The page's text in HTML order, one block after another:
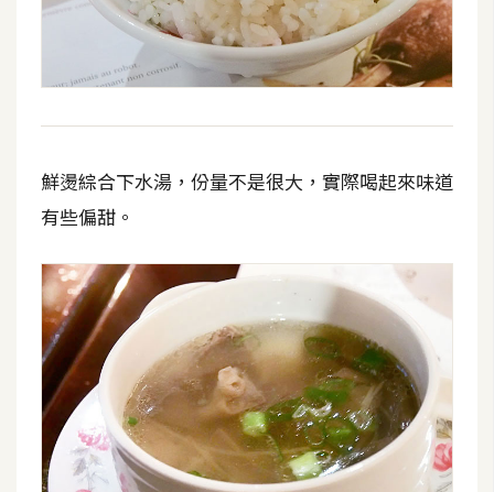
鮮燙綜合下水湯，份量不是很大，實際喝起來味道
有些偏甜。